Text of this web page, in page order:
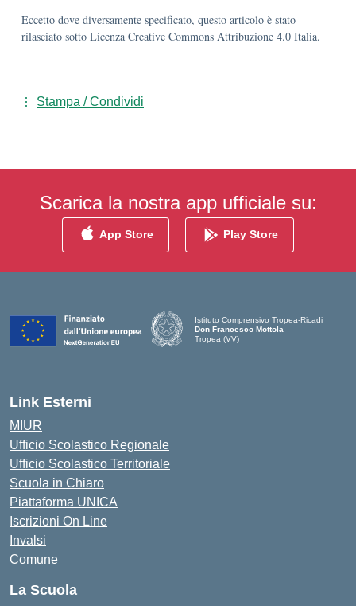
Eccetto dove diversamente specificato, questo articolo è stato
rilasciato sotto Licenza Creative Commons Attribuzione 4.0 Italia.
Stampa / Condividi
Scarica la nostra app ufficiale su:
App Store Play Store
Istituto Comprensivo Tropea-Ricadi
Don Francesco Mottola
Tropea (VV)
Link Esterni
MIUR
Ufficio Scolastico Regionale
Ufficio Scolastico Territoriale
Scuola in Chiaro
Piattaforma UNICA
Iscrizioni On Line
Invalsi
Comune
La Scuola